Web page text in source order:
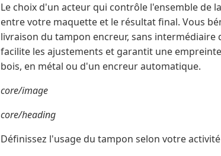
Le choix d'un acteur qui contrôle l'ensemble de
entre votre maquette et le résultat final. Vous
livraison du tampon encreur, sans
facilite les ajustements et garantit une
bois, en métal ou d'un encreur automatique.
core/image
core/heading
Définissez l'usage du tampon selon votre